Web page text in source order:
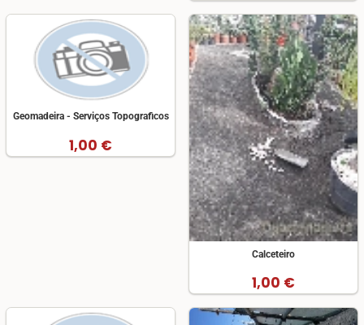
Geomadeira - Serviços Topograficos
1,00 €
Calceteiro
1,00 €